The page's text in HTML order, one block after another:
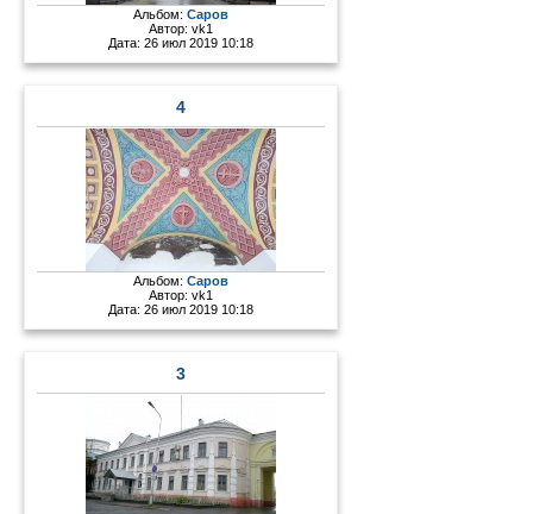
Альбом:Саров
Автор:vk1
Дата: 26 июл 2019 10:18
4
Альбом:Саров
Автор:vk1
Дата: 26 июл 2019 10:18
3